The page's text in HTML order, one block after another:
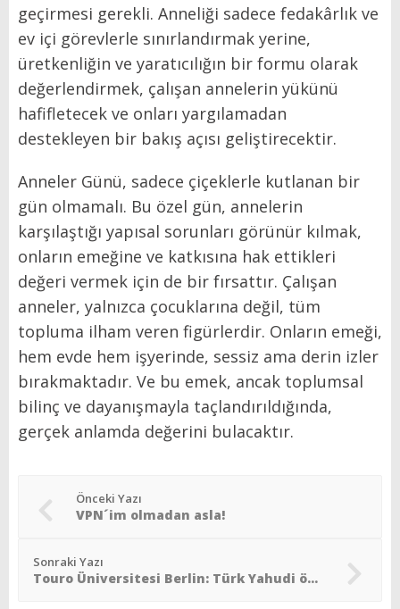
geçirmesi gerekli. Anneliği sadece fedakârlık ve
ev içi görevlerle sınırlandırmak yerine,
üretkenliğin ve yaratıcılığın bir formu olarak
değerlendirmek, çalışan annelerin yükünü
hafifletecek ve onları yargılamadan
destekleyen bir bakış açısı geliştirecektir.
Anneler Günü, sadece çiçeklerle kutlanan bir
gün olmamalı. Bu özel gün, annelerin
karşılaştığı yapısal sorunları görünür kılmak,
onların emeğine ve katkısına hak ettikleri
değeri vermek için de bir fırsattır. Çalışan
anneler, yalnızca çocuklarına değil, tüm
topluma ilham veren figürlerdir. Onların emeği,
hem evde hem işyerinde, sessiz ama derin izler
bırakmaktadır. Ve bu emek, ancak toplumsal
bilinç ve dayanışmayla taçlandırıldığında,
gerçek anlamda değerini bulacaktır.
Önceki Yazı
VPN´im olmadan asla!
Sonraki Yazı
Touro Üniversitesi Berlin: Türk Yahudi öğrenciler için güvenli ve güvenilir eğitim